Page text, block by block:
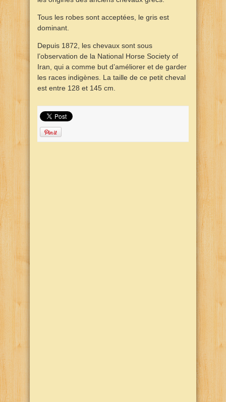
Tous les robes sont acceptées, le gris est
dominant.
Depuis 1872, les chevaux sont sous
l’observation de la National Horse Society of
Iran, qui a comme but d’améliorer et de garder
les races indigènes. La taille de ce petit cheval
est entre 128 et 145 cm.